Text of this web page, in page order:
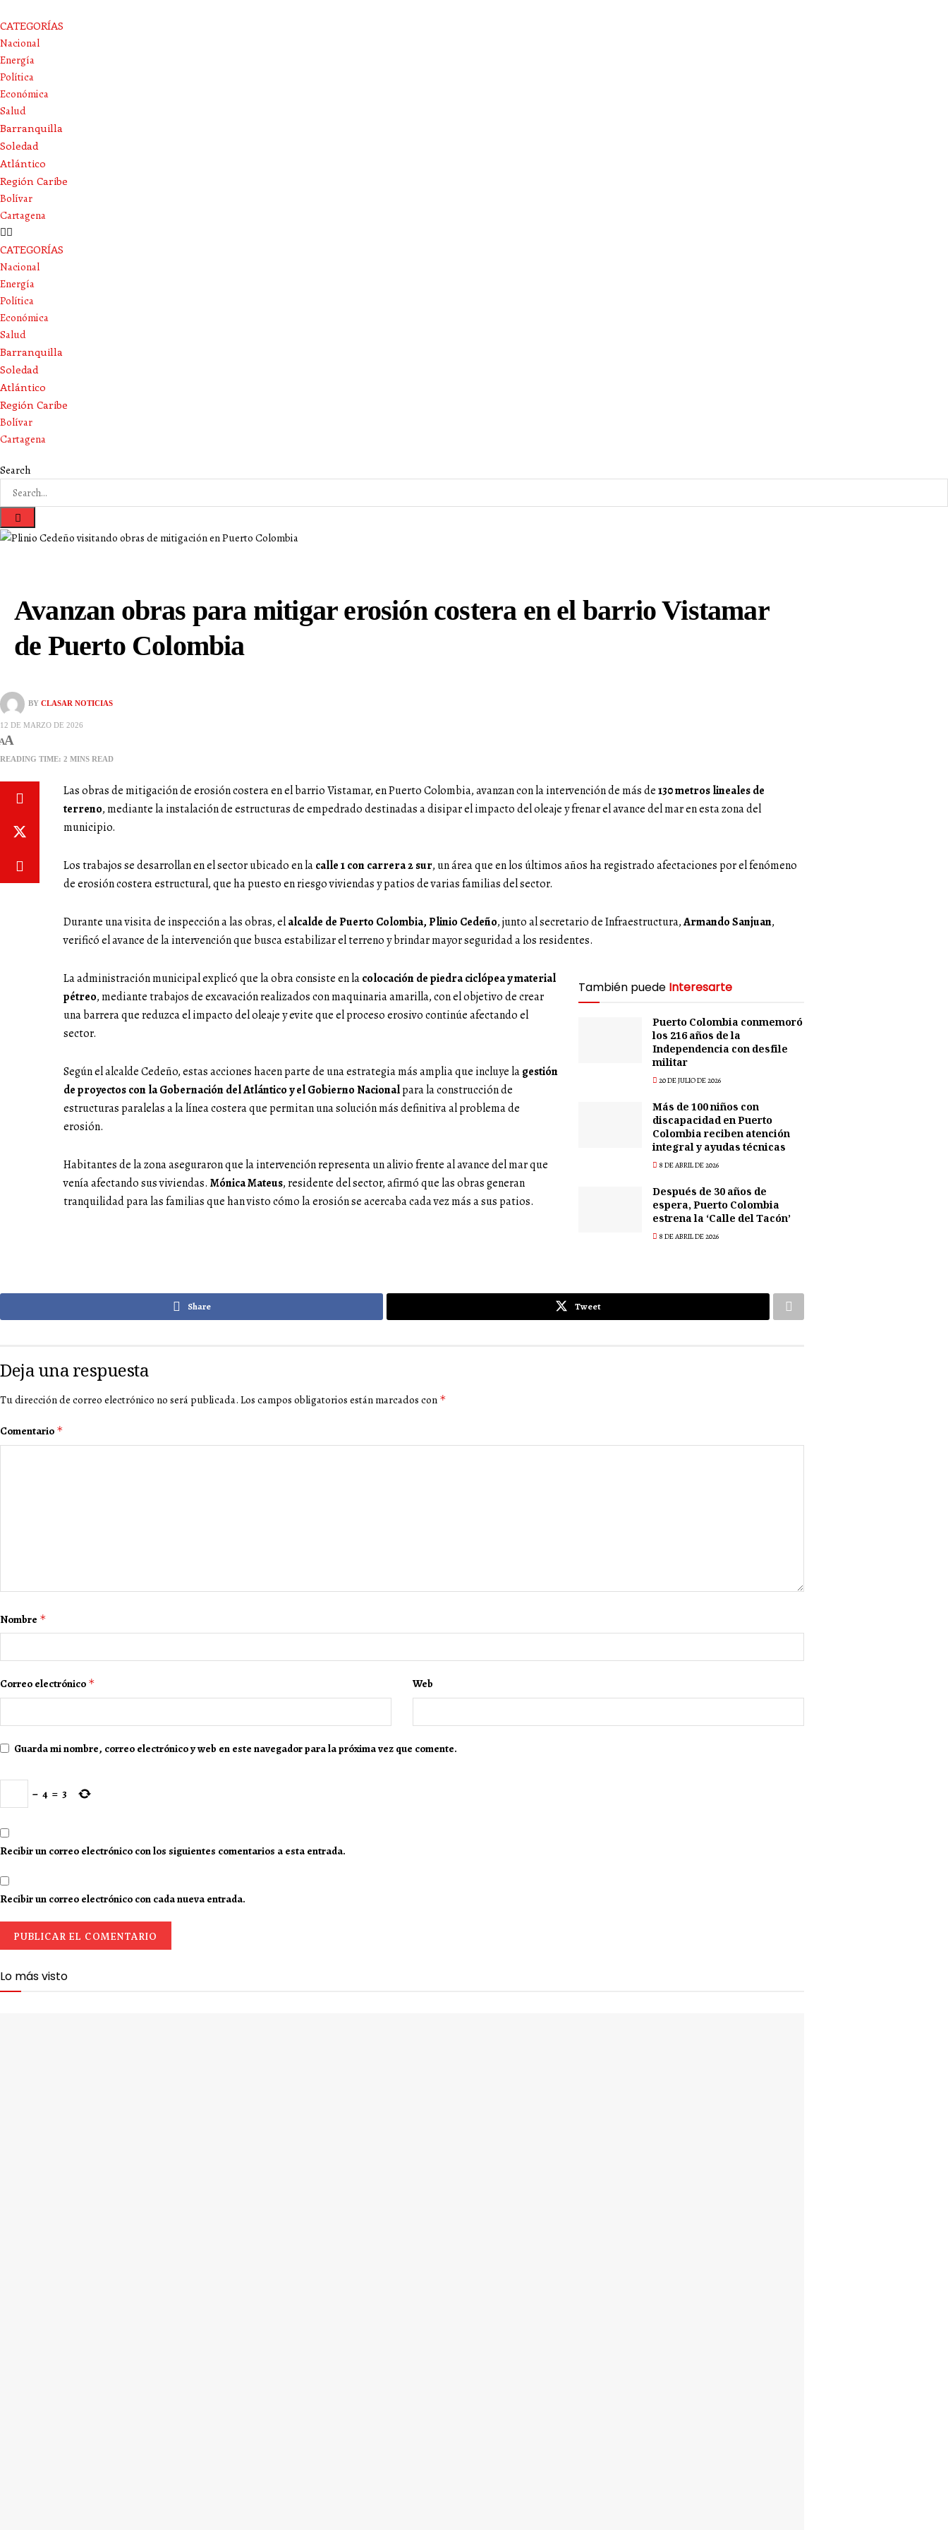
CATEGORÍAS
Nacional
Energía
Política
Económica
Salud
Barranquilla
Soledad
Atlántico
Región Caribe
Bolívar
Cartagena
CATEGORÍAS
Nacional
Energía
Política
Económica
Salud
Barranquilla
Soledad
Atlántico
Región Caribe
Bolívar
Cartagena
Search
Avanzan obras para mitigar erosión costera en el barrio Vistamar
de Puerto Colombia
BY CLASAR NOTICIAS
12 DE MARZO DE 2026
A
READING TIME: 2 MINS READ
Las obras de mitigación de erosión costera en el barrio Vistamar, en Puerto Colombia, avanzan con la intervención de más de130 metros lineales de
terreno, mediante la instalación de estructuras de empedrado destinadas a disipar el impacto del oleaje y frenar el avance del mar en esta zona del
municipio.
Los trabajos se desarrollan en el sector ubicado en lacalle 1 con carrera 2 sur, un área que en los últimos años ha registrado afectaciones por el fenómeno
de erosión costera estructural, que ha puesto en riesgo viviendas y patios de varias familias del sector.
Durante una visita de inspección a las obras, elalcalde de Puerto Colombia, Plinio Cedeño, junto al secretario de Infraestructura,Armando Sanjuan,
verificó el avance de la intervención que busca estabilizar el terreno y brindar mayor seguridad a los residentes.
También puede Interesarte
Puerto Colombia conmemoró
los 216 años de la
Independencia con desfile
militar
20 DE JULIO DE 2026
Más de 100 niños con
discapacidad en Puerto
Colombia reciben atención
integral y ayudas técnicas
8 DE ABRIL DE 2026
Después de 30 años de
espera, Puerto Colombia
estrena la ‘Calle del Tacón’
8 DE ABRIL DE 2026
La administración municipal explicó que la obra consiste en lacolocación de piedra ciclópea y material
pétreo, mediante trabajos de excavación realizados con maquinaria amarilla, con el objetivo de crear
una barrera que reduzca el impacto del oleaje y evite que el proceso erosivo continúe afectando el
sector.
Según el alcalde Cedeño, estas acciones hacen parte de una estrategia más amplia que incluye lagestión
de proyectos con la Gobernación del Atlántico y el Gobierno Nacionalpara la construcción de
estructuras paralelas a la línea costera que permitan una solución más definitiva al problema de
erosión.
Habitantes de la zona aseguraron que la intervención representa un alivio frente al avance del mar que
venía afectando sus viviendas. Mónica Mateus, residente del sector, afirmó que las obras generan
tranquilidad para las familias que han visto cómo la erosión se acercaba cada vez más a sus patios.
Share Tweet
Deja una respuesta
Tu dirección de correo electrónico no será publicada. Los campos obligatorios están marcados con *
Comentario *
Nombre *
Correo electrónico * Web
Guarda mi nombre, correo electrónico y web en este navegador para la próxima vez que comente.
− 4 = 3
Recibir un correo electrónico con los siguientes comentarios a esta entrada.
Recibir un correo electrónico con cada nueva entrada.
Lo más visto